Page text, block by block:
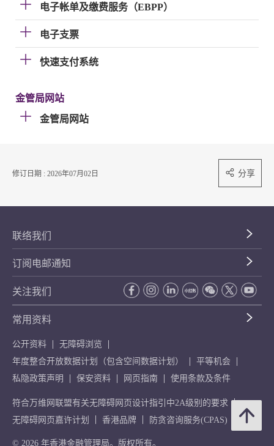
电子帐单及缴费服务（EBPP）
电子支票
快速支付系统
金管局网站
金管局网站
修订日期 : 2026年07月02日 分享
联络我们
订阅电邮通知
关注我们
常用资料
公开资料
无障碍浏览
年度整合开放数据计划（包含空间数据计划）
平等机会
私隐政策声明
保安资料 网页指南 使用条款及条件
符合万维网联盟有关无障碍网页设计指引中2A级别的要求
无障碍网页嘉许计划
香港品牌 防贪咨询服务(CPAS)
© 2026 年香港金融管理局。版权所有。